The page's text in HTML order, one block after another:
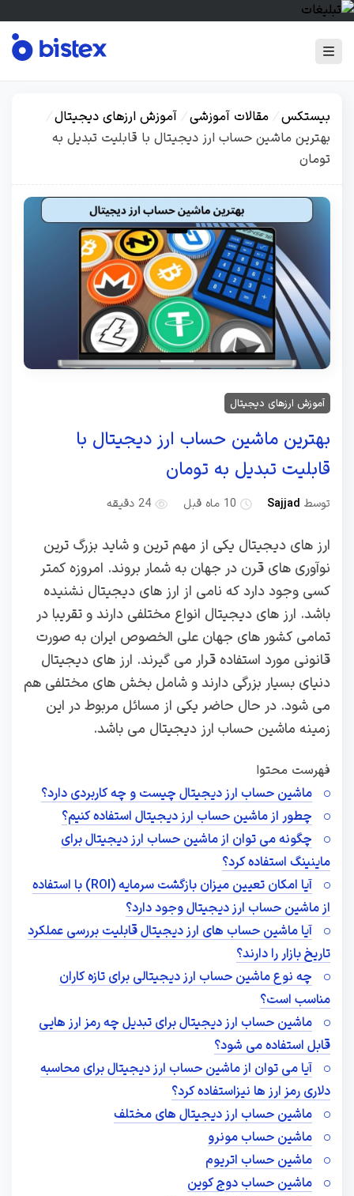
بیستکس مقالات آموزشی آموزش ارزهای دیجیتال
بهترین ماشین حساب ارز دیجیتال با قابلیت تبدیل به
تومان
آموزش ارزهای دیجیتال
بهترین ماشین حساب ارز دیجیتال با
قابلیت تبدیل به تومان
توسط Sajjad 10 ماه قبل 24 دقیقه
ارز های دیجیتال یکی از مهم ترین و شاید بزرگ ترین
نوآوری های قرن در جهان به شمار بروند. امروزه کمتر
کسی وجود دارد که نامی از ارز های دیجیتال نشنیده
باشد. ارز های دیجیتال انواع مختلفی دارند و تقریبا در
تمامی کشور های جهان علی الخصوص ایران به صورت
قانونی مورد استفاده قرار می گیرند. ارز های دیجیتال
دنیای بسیار بزرگی دارند و شامل بخش های مختلفی هم
می شود. در حال حاضر یکی از مسائل مربوط در این
زمینه ماشین حساب ارز دیجیتال می باشد.
فهرست محتوا
ماشین حساب ارز دیجیتال چیست و چه کاربردی دارد؟
چطور از ماشین حساب ارز دیجیتال استفاده کنیم؟
چگونه می‌ توان از ماشین‌ حساب ارز دیجیتال برای
ماینینگ استفاده کرد؟
آیا امکان تعیین میزان بازگشت سرمایه (ROI) با استفاده
از ماشین‌ حساب ارز دیجیتال وجود دارد؟
آیا ماشین‌ حساب‌ های ارز دیجیتال قابلیت بررسی عملکرد
تاریخ بازار را دارند؟
چه نوع ماشین‌ حساب ارز دیجیتالی برای تازه‌ کاران
مناسب است؟
ماشین حساب ارز دیجیتال برای تبدیل چه رمز ارز هایی
قابل استفاده می شود؟
آیا می توان از ماشین حساب ارز دیجیتال برای محاسبه
دلاری رمز ارز ها نیزاستفاده کرد؟
ماشین حساب ارز دیجیتال های مختلف
ماشین حساب مونرو
ماشین حساب اتریوم
ماشین حساب دوج کوین